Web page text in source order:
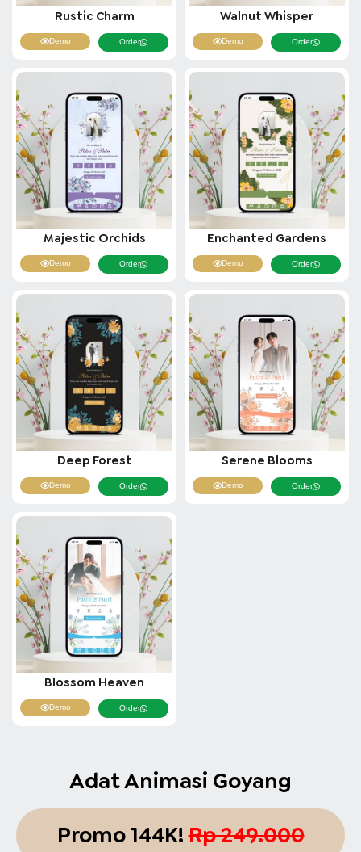
Rustic Charm
Demo Order
Walnut Whisper
Demo Order
Majestic Orchids
Demo Order
Enchanted Gardens
Demo Order
Deep Forest
Demo Order
Serene Blooms
Demo Order
Blossom Heaven
Demo Order
Adat Animasi Goyang
Promo 144K!Rp 249.000